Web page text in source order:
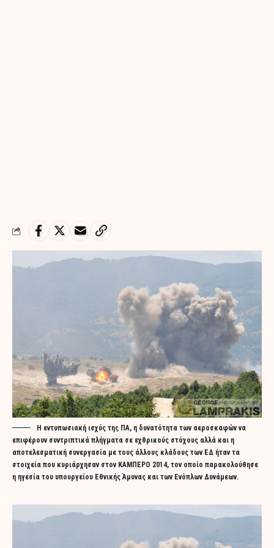
Η εντυπωσιακή ισχύς της ΠΑ, η δυνατότητα των αεροσκαφών να
επιφέρουν συντριπτικά πλήγματα σε εχθρικούς στόχους αλλά και η
αποτελεσματική συνεργασία με τους άλλους κλάδους των ΕΔ ήταν τα
στοιχεία που κυριάρχησαν στον ΚΑΜΠΕΡΟ 2014, τον οποίο παρακολούθησε
η ηγεσία του υπουργείου Εθνικής Άμυνας και των Ενόπλων Δυνάμεων.